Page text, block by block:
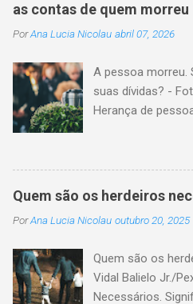
as contas de quem morreu
PorAna Lucia Nicolau abril 07, 2026
A pessoa morreu.
suas dívidas? -
Herança de
formado pelos
aos sucessores.
positivos; ou
negativos; ou
isso, tem
herda crédito,
Quem são os herdeiros
PorAna Lucia Nicolau outubro 20, 2025
Quem são os
Vidal Balielo Jr./
Necessários.